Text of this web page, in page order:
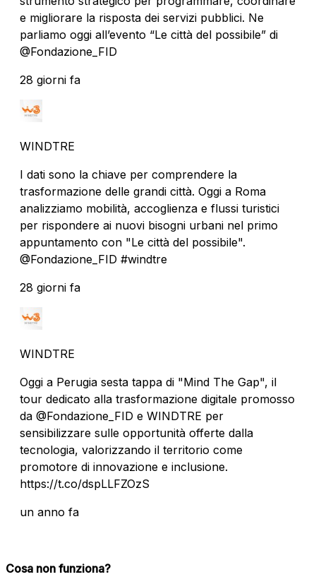
e migliorare la risposta dei servizi pubblici. Ne
parliamo oggi all’evento “Le città del possibile” di
@Fondazione_FID
28 giorni fa
WINDTRE
I dati sono la chiave per comprendere la
trasformazione delle grandi città. Oggi a Roma
analizziamo mobilità, accoglienza e flussi turistici
per rispondere ai nuovi bisogni urbani nel primo
appuntamento con "Le città del possibile".
@Fondazione_FID #windtre
28 giorni fa
WINDTRE
Oggi a Perugia sesta tappa di "Mind The Gap", il
tour dedicato alla trasformazione digitale promosso
da @Fondazione_FID e WINDTRE per
sensibilizzare sulle opportunità offerte dalla
tecnologia, valorizzando il territorio come
promotore di innovazione e inclusione.
https://t.co/dspLLFZOzS
un anno fa
Cosa non funziona?